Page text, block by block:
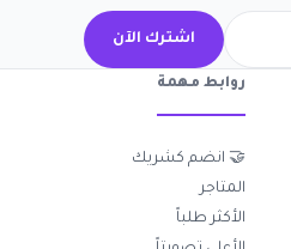
اشترك الآن
روابط مهمة
🤝 انضم كشريك
المتاجر
الأكثر طلباً